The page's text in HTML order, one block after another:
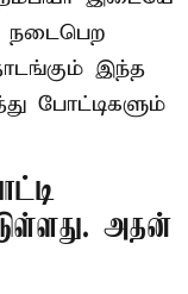
இந்த
போட்டிகளும்
அதன்